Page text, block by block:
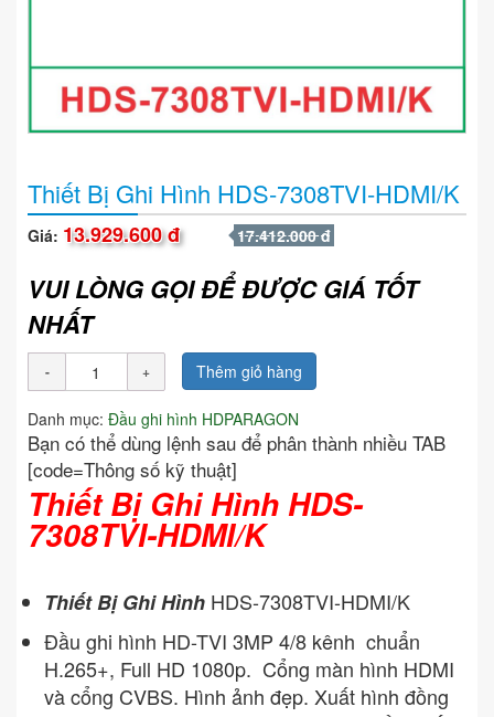
Thiết Bị Ghi Hình HDS-7308TVI-HDMI/K
Giá: 13.929.600 đ 17.412.000 đ
VUI LÒNG GỌI ĐỂ ĐƯỢC GIÁ TỐT
NHẤT
Thêm giỏ hàng
Danh mục: Đầu ghi hình HDPARAGON
Bạn có thể dùng lệnh sau để phân thành nhiều TAB
[code=Thông số kỹ thuật]
Thiết Bị Ghi Hình HDS-
7308TVI-HDMI/K
Thiết Bị Ghi Hình HDS-7308TVI-HDMI/K
Đầu ghi hình HD-TVI 3MP 4/8 kênh chuẩn
H.265+, Full HD 1080p. Cổng màn hình HDMI
và cổng CVBS. Hình ảnh đẹp. Xuất hình đồng